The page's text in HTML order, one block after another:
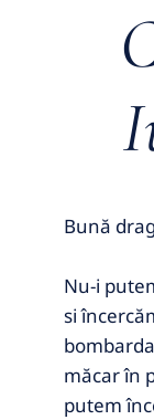
Bună
Nu-i
si
măcar în
putem